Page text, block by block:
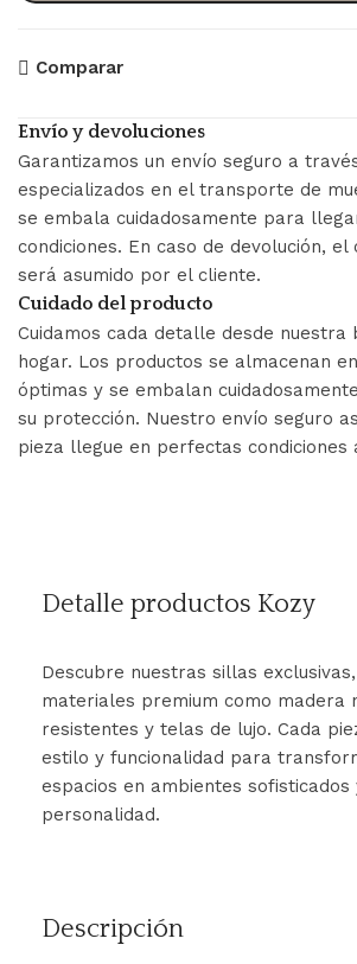
Comparar
Envío y devoluciones
Garantizamos un envío seguro a
especializados en el transporte de
se embala cuidadosamente para
condiciones. En caso de devolución, el
será asumido por el cliente.
Cuidado del producto
Cuidamos cada detalle desde nuestra
hogar. Los productos se almacenan
óptimas y se embalan
su protección. Nuestro envío seguro
pieza llegue en perfectas condiciones
Detalle productos Kozy
Descubre nuestras sillas
materiales premium como madera
resistentes y telas de lujo. Cada
estilo y funcionalidad para
espacios en ambientes sofisticados
personalidad.
Descripción